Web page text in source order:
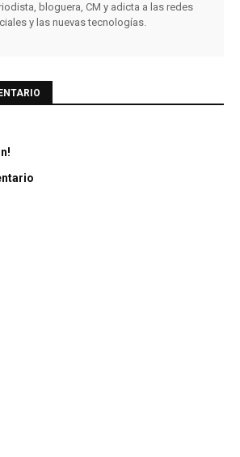
bloguera, CM y adicta a las redes
y las nuevas tecnologías.